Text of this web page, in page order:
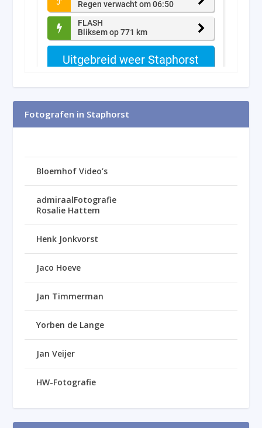
Fotografen in Staphorst
Bloemhof Video’s
admiraalFotografie
Rosalie Hattem
Henk Jonkvorst
Jaco Hoeve
Jan Timmerman
Yorben de Lange
Jan Veijer
HW-Fotografie